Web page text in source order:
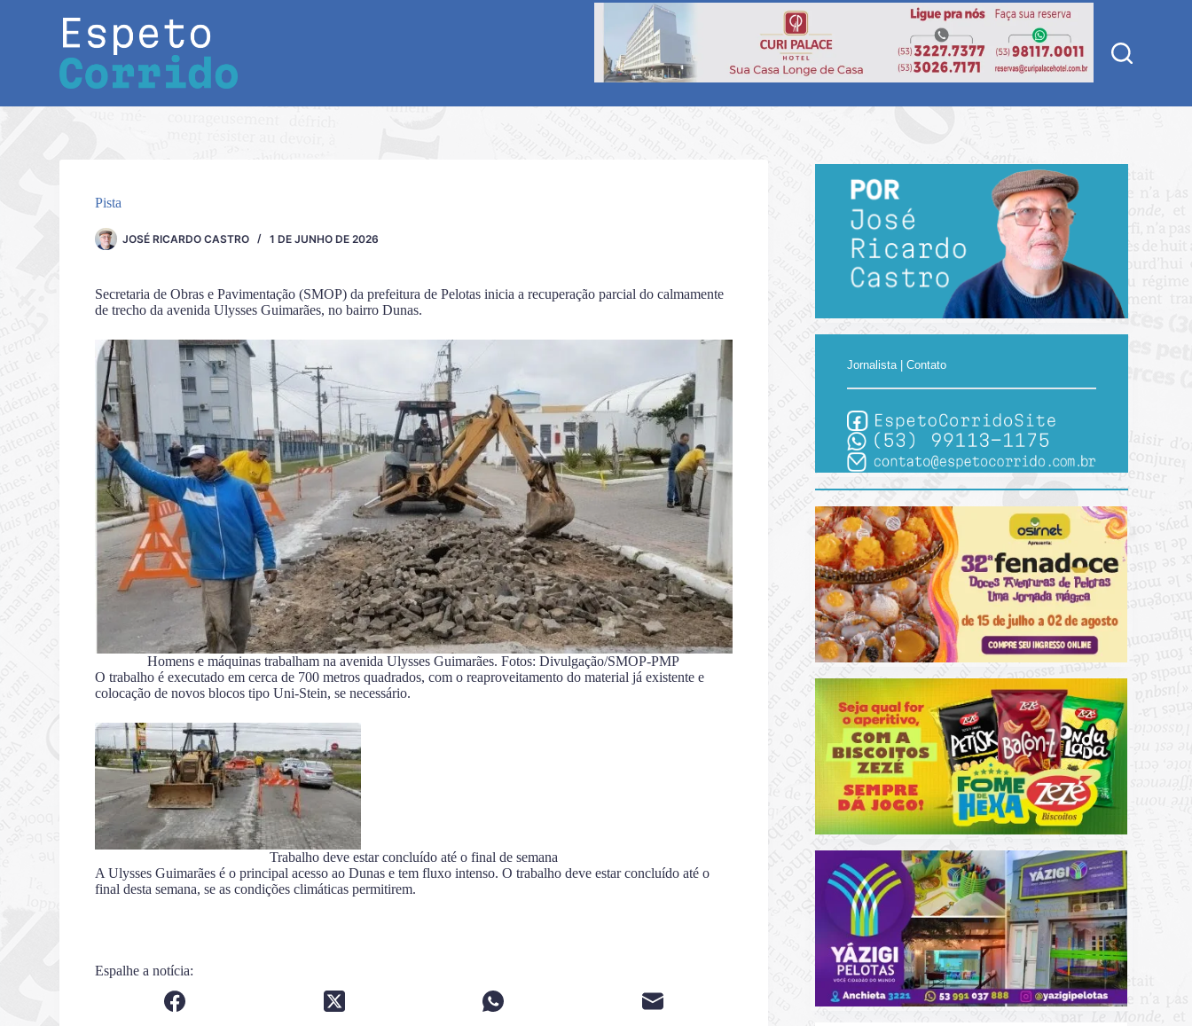
Pista
JOSÉ RICARDO CASTRO 1 DE JUNHO DE 2026
Secretaria de Obras e Pavimentação (SMOP) da prefeitura de Pelotas inicia a recuperação parcial do calmamente
de trecho da avenida Ulysses Guimarães, no bairro Dunas.
Homens e máquinas trabalham na avenida Ulysses Guimarães. Fotos: Divulgação/SMOP-PMP
O trabalho é executado em cerca de 700 metros quadrados, com o reaproveitamento do material já existente e
colocação de novos blocos tipo Uni-Stein, se necessário.
Trabalho deve estar concluído até o final de semana
A Ulysses Guimarães é o principal acesso ao Dunas e tem fluxo intenso. O trabalho deve estar concluído até o
final desta semana, se as condições climáticas permitirem.
Espalhe a notícia:
Jornalista | Contato